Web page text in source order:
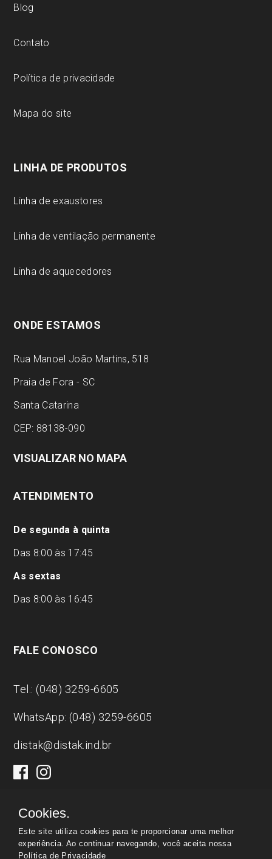
Blog
Contato
Política de privacidade
Mapa do site
LINHA DE PRODUTOS
Linha de exaustores
Linha de ventilação permanente
Linha de aquecedores
ONDE ESTAMOS
Rua Manoel João Martins, 518
Praia de Fora - SC
Santa Catarina
CEP: 88138-090
VISUALIZAR NO MAPA
ATENDIMENTO
De segunda à quinta
Das 8:00 às 17:45
As sextas
Das 8:00 às 16:45
FALE CONOSCO
Tel.: (048) 3259-6605
WhatsApp: (048) 3259-6605
distak@distak.ind.br
Distak|CNPJ: 00.809.090/0001-66 | © Todos os
Cookies.
Este site utiliza cookies para te proporcionar uma melhor
experiência. Ao continuar navegando, você aceita nossa
Política de Privacidade